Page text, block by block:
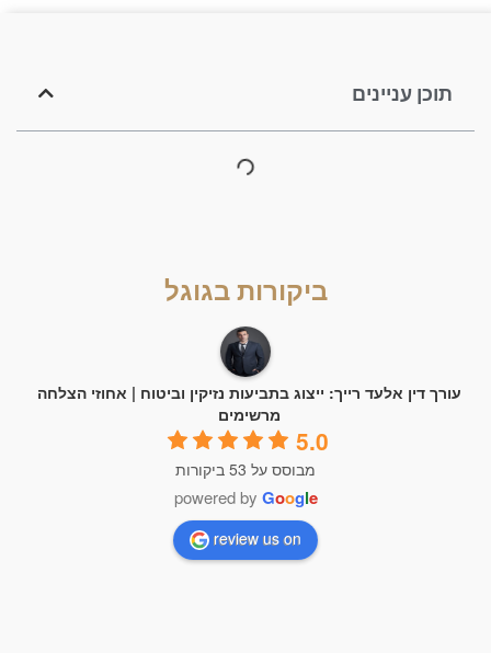
תוכן עניינים
ביקורות בגוגל
עורך דין אלעד רייך: ייצוג בתביעות נזיקין וביטוח | אחוזי הצלחה
מרשימים
5.0
מבוסס על 53 ביקורות
powered by Google
review us on